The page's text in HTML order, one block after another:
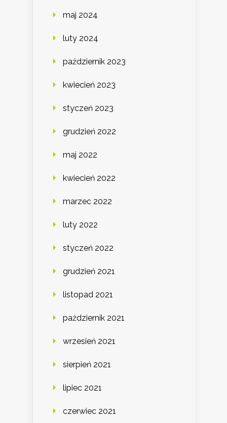
maj 2024
luty 2024
październik 2023
kwiecień 2023
styczeń 2023
grudzień 2022
maj 2022
kwiecień 2022
marzec 2022
luty 2022
styczeń 2022
grudzień 2021
listopad 2021
październik 2021
wrzesień 2021
sierpień 2021
lipiec 2021
czerwiec 2021